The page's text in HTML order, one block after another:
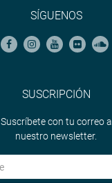
SÍGUENOS
SUSCRIPCIÓN
Suscríbete con tu correo a
nuestro newsletter.